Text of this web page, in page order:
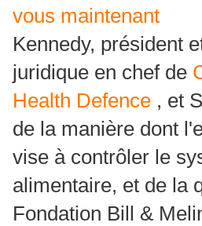
vous maintenant
Kennedy, président
juridique en chef de
Health Defence , et
de la manière dont
vise à contrôler le
alimentaire, et de la
Fondation Bill &